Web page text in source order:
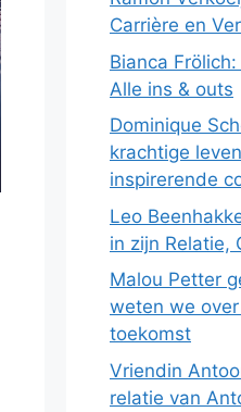
Carrière en
Bianca
Alle ins & outs
Dominique
krachtige
inspirerende
Leo
in zijn Relatie,
Malou Petter
weten we
toekomst
Vriendin
relatie van